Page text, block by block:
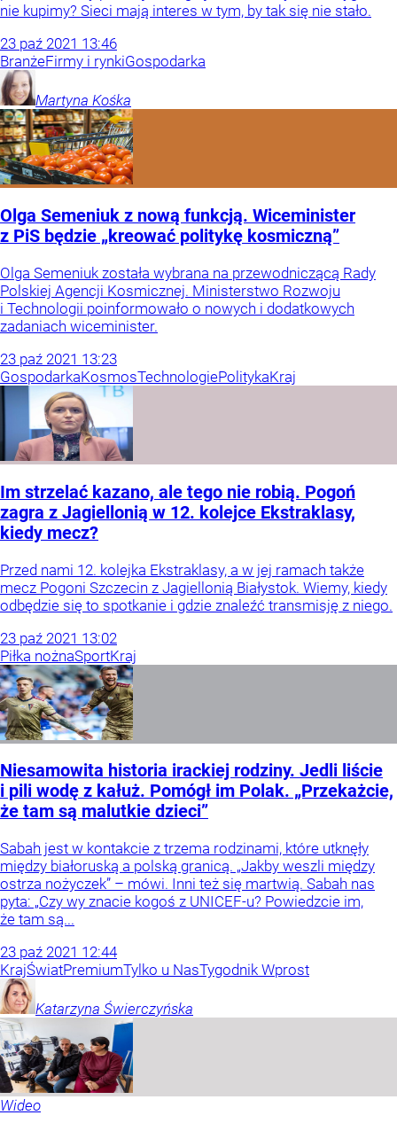
nie kupimy? Sieci mają interes w tym, by tak się nie stało.
23 paź 2021 13:46
BranżeFirmy i rynkiGospodarka
Martyna Kośka
Olga Semeniuk z nową funkcją. Wiceminister
z PiS będzie „kreować politykę kosmiczną”
Olga Semeniuk została wybrana na przewodniczącą Rady
Polskiej Agencji Kosmicznej. Ministerstwo Rozwoju
i Technologii poinformowało o nowych i dodatkowych
zadaniach wiceminister.
23 paź 2021 13:23
GospodarkaKosmosTechnologiePolitykaKraj
Im strzelać kazano, ale tego nie robią. Pogoń
zagra z Jagiellonią w 12. kolejce Ekstraklasy,
kiedy mecz?
Przed nami 12. kolejka Ekstraklasy, a w jej ramach także
mecz Pogoni Szczecin z Jagiellonią Białystok. Wiemy, kiedy
odbędzie się to spotkanie i gdzie znaleźć transmisję z niego.
23 paź 2021 13:02
Piłka nożnaSportKraj
Niesamowita historia irackiej rodziny. Jedli liście
i pili wodę z kałuż. Pomógł im Polak. „Przekażcie,
że tam są malutkie dzieci”
Sabah jest w kontakcie z trzema rodzinami, które utknęły
między białoruską a polską granicą. „Jakby weszli między
ostrza nożyczek” – mówi. Inni też się martwią. Sabah nas
pyta: „Czy wy znacie kogoś z UNICEF-u? Powiedzcie im,
że tam są...
23 paź 2021 12:44
KrajŚwiatPremiumTylko u NasTygodnik Wprost
Katarzyna Świerczyńska
Wideo